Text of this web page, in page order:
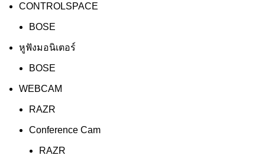
CONTROLSPACE
BOSE
หูฟังมอนิเตอร์
BOSE
WEBCAM
RAZR
Conference Cam
RAZR